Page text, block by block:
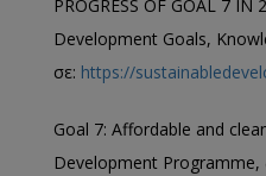
PROGRESS OF GOAL 7 IN
Development Goals,
σε: https://
Goal 7: Affordable and
Development Programme,